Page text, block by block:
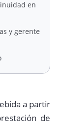
en
y gerente
a partir
de